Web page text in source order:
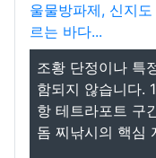
울물방파제, 신지
르는 바다...
조황 단정이나 특
함되지 않습니다.
항 테트라포트 구
돔 찌낚시의 핵심